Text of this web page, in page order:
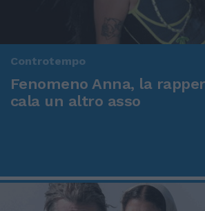
Controtempo
Fenomeno Anna, la
cala un altro asso